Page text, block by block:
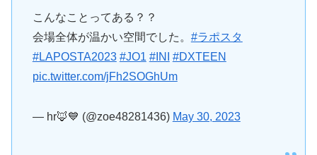
こんなことってある？？
会場全体が温かい空間でした。 #ラポスタ
#LAPOSTA2023 #JO1 #INI
#DXTEEN
pic.twitter.com/jFh2SOGhUm
— hr🦊💙 (@zoe48281436) May 30, 2023